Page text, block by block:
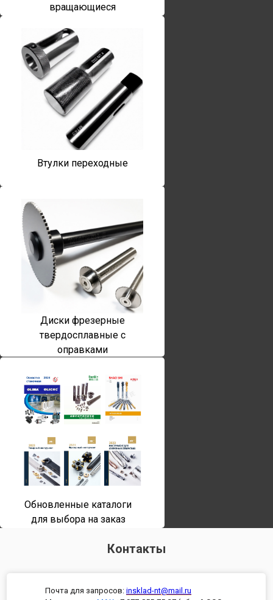
вращающиеся
Втулки переходные
Диски фрезерные
твердосплавные с
оправками
Обновленные каталоги
для выбора на заказ
Контакты
Почта для запросов: insklad-nt@mail.ru